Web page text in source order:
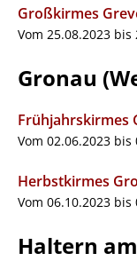
Großkirmes
Vom 25.08.2023 bis
Gronau
Frühjahrskirmes
Vom 02.06.2023 bis
Herbstkirmes
Vom 06.10.2023 bis
Haltern